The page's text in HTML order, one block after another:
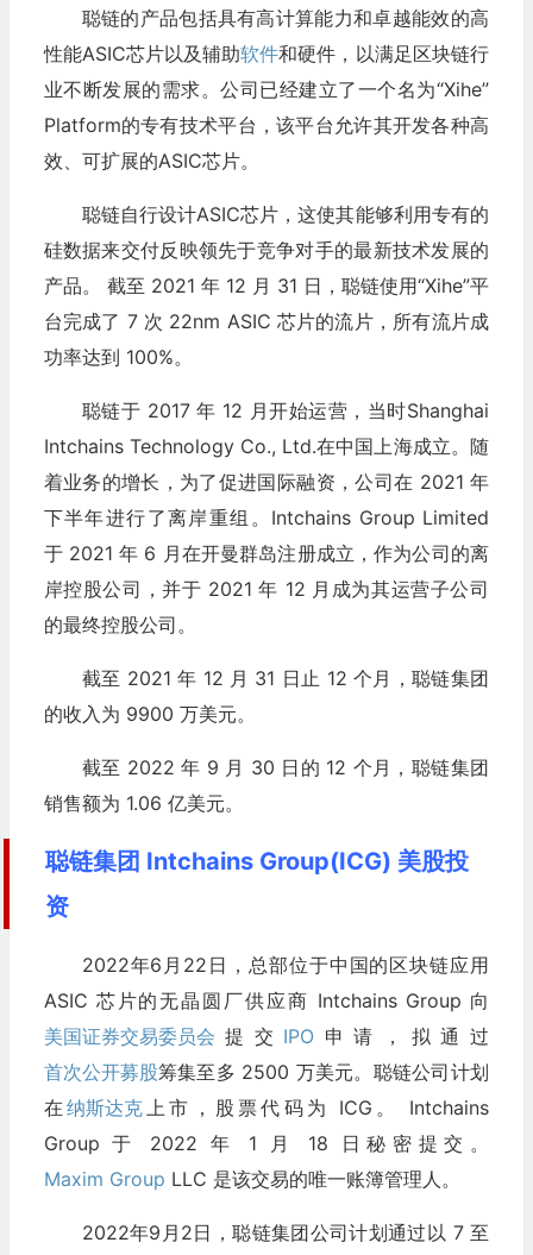
聪链的产品包括具有高计算能力和卓越能效的高
性能ASIC芯片以及辅助软件和硬件，以满足区块链行
业不断发展的需求。公司已经建立了一个名为“Xihe”
Platform的专有技术平台，该平台允许其开发各种高
效、可扩展的ASIC芯片。
聪链自行设计ASIC芯片，这使其能够利用专有的
硅数据来交付反映领先于竞争对手的最新技术发展的
产品。 截至 2021 年 12 月 31 日，聪链使用“Xihe”平
台完成了 7 次 22nm ASIC 芯片的流片，所有流片成
功率达到 100%。
聪链于 2017 年 12 月开始运营，当时Shanghai
Intchains Technology Co., Ltd.在中国上海成立。随
着业务的增长，为了促进国际融资，公司在 2021 年
下半年进行了离岸重组。Intchains Group Limited
于 2021 年 6 月在开曼群岛注册成立，作为公司的离
岸控股公司，并于 2021 年 12 月成为其运营子公司
的最终控股公司。
截至 2021 年 12 月 31 日止 12 个月，聪链集团
的收入为 9900 万美元。
截至 2022 年 9 月 30 日的 12 个月，聪链集团
销售额为 1.06 亿美元。
聪链集团 Intchains Group(ICG) 美股投
资
2022年6月22日，总部位于中国的区块链应用
ASIC 芯片的无晶圆厂供应商 Intchains Group 向
美国证券交易委员会 提交 IPO 申请，拟通过
首次公开募股筹集至多 2500 万美元。聪链公司计划
在 纳斯达克上市，股票代码为 ICG。 Intchains
Group 于 2022 年 1 月 18 日秘密提交。
Maxim Group LLC 是该交易的唯一账簿管理人。
2022年9月2日，聪链集团公司计划通过以 7 至